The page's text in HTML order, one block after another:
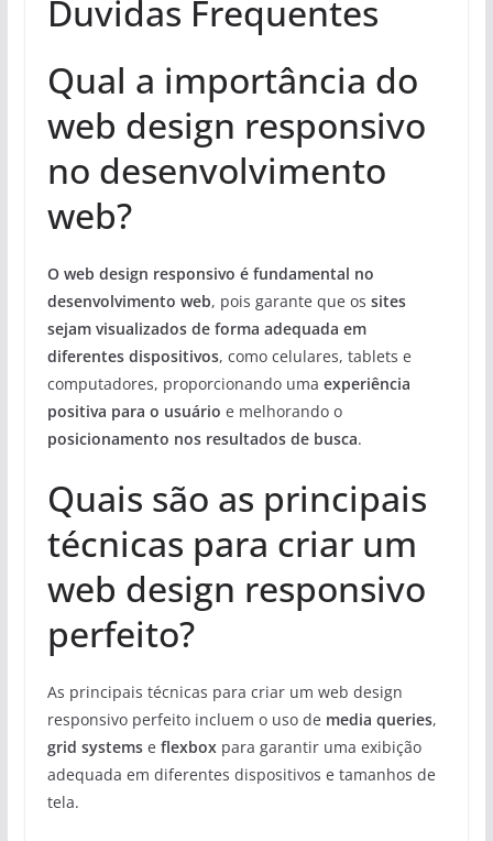
Duvidas Frequentes
Qual a importância do
web design responsivo
no desenvolvimento
web?
O web design responsivo é fundamental no
desenvolvimento web, pois garante que os sites
sejam visualizados de forma adequada em
diferentes dispositivos, como celulares, tablets e
computadores, proporcionando uma experiência
positiva para o usuário e melhorando o
posicionamento nos resultados de busca.
Quais são as principais
técnicas para criar um
web design responsivo
perfeito?
As principais técnicas para criar um web design
responsivo perfeito incluem o uso de media queries,
grid systemse flexboxpara garantir uma exibição
adequada em diferentes dispositivos e tamanhos de
tela.